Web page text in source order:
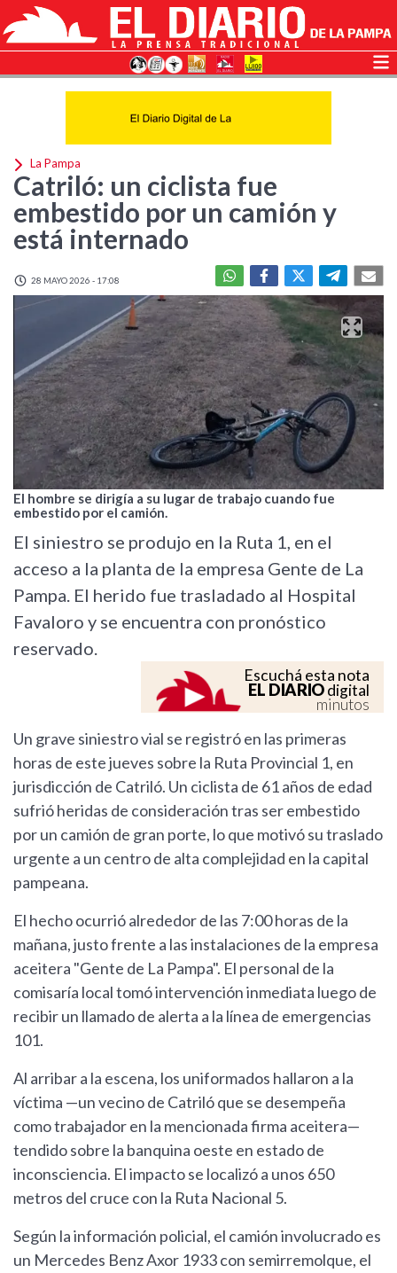
La Pampa
Catriló: un ciclista fue
embestido por un camión y
está internado
28 MAYO 2026 - 17:08
El hombre se dirigía a su lugar de trabajo cuando fue
embestido por el camión.
El siniestro se produjo en la Ruta 1, en el
acceso a la planta de la empresa Gente de La
Pampa. El herido fue trasladado al Hospital
Favaloro y se encuentra con pronóstico
reservado.
Escuchá esta nota
EL DIARIOdigital
minutos
Un grave siniestro vial se registró en las primeras
horas de este jueves sobre la Ruta Provincial 1, en
jurisdicción de Catriló. Un ciclista de 61 años de edad
sufrió heridas de consideración tras ser embestido
por un camión de gran porte, lo que motivó su traslado
urgente a un centro de alta complejidad en la capital
pampeana.
El hecho ocurrió alrededor de las 7:00 horas de la
mañana, justo frente a las instalaciones de la empresa
aceitera "Gente de La Pampa". El personal de la
comisaría local tomó intervención inmediata luego de
recibir un llamado de alerta a la línea de emergencias
101.
Al arribar a la escena, los uniformados hallaron a la
víctima —un vecino de Catriló que se desempeña
como trabajador en la mencionada firma aceitera—
tendido sobre la banquina oeste en estado de
inconsciencia. El impacto se localizó a unos 650
metros del cruce con la Ruta Nacional 5.
Según la información policial, el camión involucrado es
un Mercedes Benz Axor 1933 con semirremolque, el